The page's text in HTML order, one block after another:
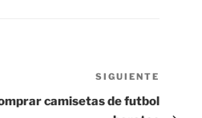
entrada
SIGUIENTE
camisetas de futbol